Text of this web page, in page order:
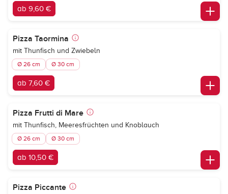
ab 9,60 €
Pizza Taormina
mit Thunfisch und Zwiebeln
Ø 26 cm Ø 30 cm
ab 7,60 €
Pizza Frutti di Mare
mit Thunfisch, Meeresfrüchten und Knoblauch
Ø 26 cm Ø 30 cm
ab 10,50 €
Pizza Piccante